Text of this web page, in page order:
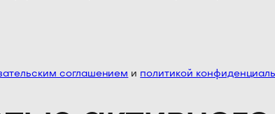
соглашением и политикой